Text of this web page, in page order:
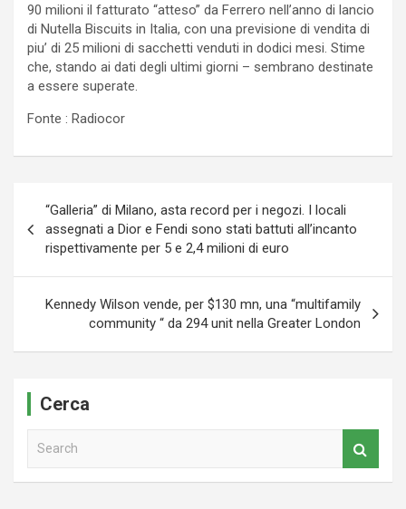
90 milioni il fatturato “atteso” da Ferrero nell’anno di lancio
di Nutella Biscuits in Italia, con una previsione di vendita di
piu’ di 25 milioni di sacchetti venduti in dodici mesi. Stime
che, stando ai dati degli ultimi giorni – sembrano destinate
a essere superate.
Fonte : Radiocor
articoli
“Galleria” di Milano, asta record per i negozi. I locali
assegnati a Dior e Fendi sono stati battuti all’incanto
rispettivamente per 5 e 2,4 milioni di euro
Kennedy Wilson vende, per $130 mn, una “multifamily
community “ da 294 unit nella Greater London
Cerca